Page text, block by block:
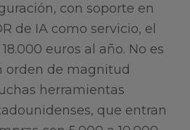
con soporte en
de IA como servicio, el
euros al año. No es
orden de magnitud
herramientas
que entran